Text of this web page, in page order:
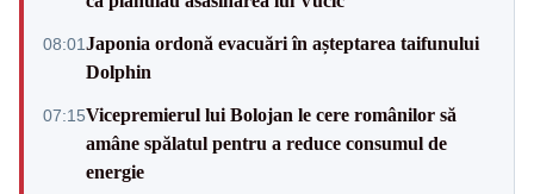
08:01Japonia ordonă evacuări în așteptarea taifunului
Dolphin
07:15Vicepremierul lui Bolojan le cere românilor să
amâne spălatul pentru a reduce consumul de
energie